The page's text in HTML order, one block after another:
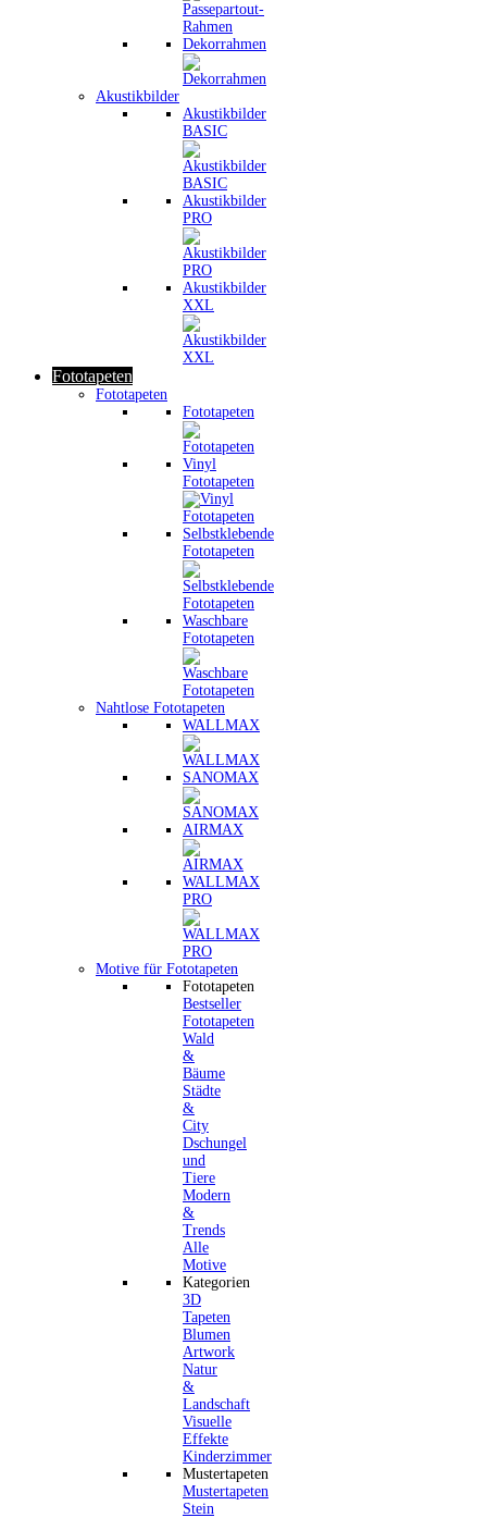
Dekorrahmen
Akustikbilder
Akustikbilder
BASIC
Akustikbilder
PRO
Akustikbilder
XXL
Fototapeten
Fototapeten
Fototapeten
Vinyl
Fototapeten
Selbstklebende
Fototapeten
Waschbare
Fototapeten
Nahtlose Fototapeten
WALLMAX
SANOMAX
AIRMAX
WALLMAX
PRO
Motive für Fototapeten
Fototapeten
Bestseller
Fototapeten
Wald
&
Bäume
Städte
&
City
Dschungel
und
Tiere
Modern
&
Trends
Alle
Motive
Kategorien
3D
Tapeten
Blumen
Artwork
Natur
&
Landschaft
Visuelle
Effekte
Kinderzimmer
Mustertapeten
Mustertapeten
Stein